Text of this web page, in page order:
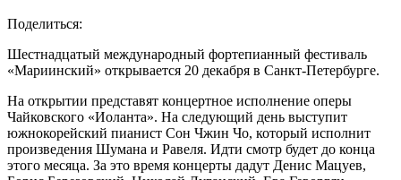
Поделиться:
Шестнадцатый международный фортепианный фестиваль
«Мариинский» открывается 20 декабря в Санкт-Петербурге.
На открытии представят концертное исполнение оперы
Чайковского «Иоланта». На следующий день выступит
южнокорейский пианист Сон Чжин Чо, который исполнит
произведения Шумана и Равеля. Идти смотр будет до конца
этого месяца. За это время концерты дадут Денис Мацуев,